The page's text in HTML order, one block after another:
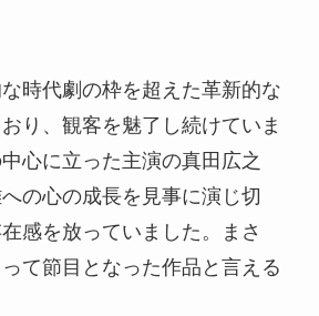
時代劇の枠を超えた革新的な
り、観客を魅了し続けていま
心に立った主演の真田広之
の心の成長を見事に演じ切
感を放っていました。まさ
て節目となった作品と言える